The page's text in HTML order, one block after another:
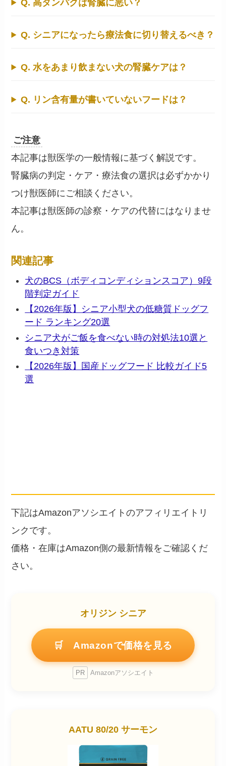
Q. 高タンパクは腎臓に悪い？
Q. シニアになったら療法食に切り替えるべき？
Q. 水をあまり飲まない犬の腎臓ケアは？
Q. リン含有量が書いていないフードは？
ご注意
本記事は獣医学の一般情報に基づく解説です。
腎臓病の判定・ケア・療法食の選択は必ずかかり
つけ獣医師にご相談ください。
本記事は獣医師の診察・ケアの代替にはなりませ
ん。
関連記事
犬のBCS（ボディコンディションスコア）9段
階判定ガイド
【2026年版】シニア小型犬の低糖質ドッグフ
ード ランキング20選
シニア犬がご飯を食べない時の対処法10選と
食いつき対策
【2026年版】国産ドッグフード 比較ガイド5
選
下記はAmazonアソシエイトのアフィリエイトリ
ンクです。
価格・在庫はAmazon側の最新情報をご確認くだ
さい。
オリジン シニア
🛒 Amazonで価格を見る
PR Amazonアソシエイト
AATU 80/20 サーモン